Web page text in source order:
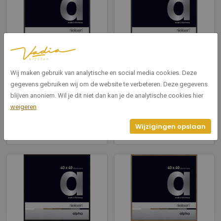
1644020
40x40cm
Breedte: 40
Hoogte: 40
Breedte: 40
Hoogte: 40
Bekijken
Wij maken gebruik van analytische en social media cookies. Deze
gegevens gebruiken wij om de website te verbeteren. Deze gegevens
blijven anoniem. Wil je dit niet dan kan je de analytische cookies hier
weigeren
Wijzigingen opslaan